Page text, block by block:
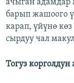
ачыган
барып жашоого
карап, үйүнө
сырдуу чал
Тогуз